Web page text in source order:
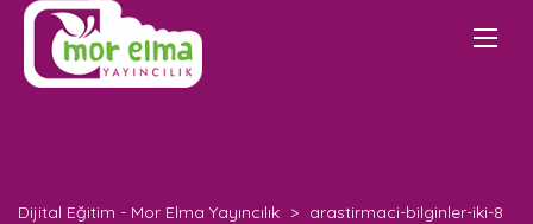
Dijital Eğitim - Mor Elma Yayıncılık > arastirmaci-bilginler-iki-8